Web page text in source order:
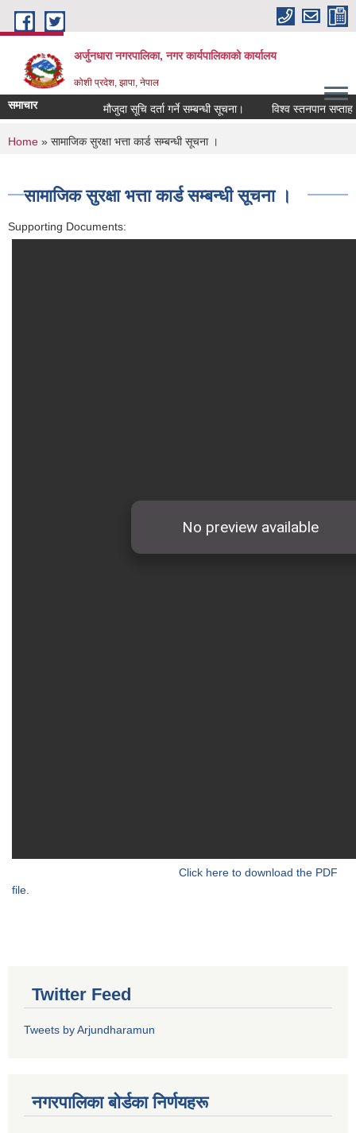
Skip to main content
अर्जुनधारा नगरपालिका, नगर कार्यपालिकाको कार्यालय
कोशी प्रदेश, झापा, नेपाल
समाचार मौजुदा सूचि दर्ता गर्ने सम्बन्धी सूचना। विश्व स्तनपान सप्ताह
You are here
Home » सामाजिक सुरक्षा भत्ता कार्ड सम्बन्धी सूचना ।
सामाजिक सुरक्षा भत्ता कार्ड सम्बन्धी सूचना ।
Supporting Documents:
Click here to download the PDF
file.
Twitter Feed
Tweets by Arjundharamun
नगरपालिका बाेर्डका निर्णयहरू